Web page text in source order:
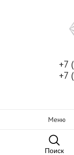
+7
+7
Меню
Поиск